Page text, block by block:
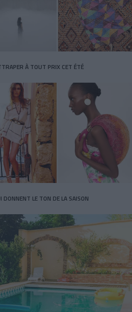
À TOUT PRIX CET ÉTÉ
DONNENT LE TON DE LA SAISON